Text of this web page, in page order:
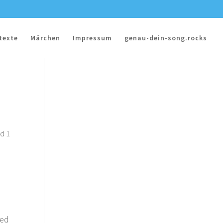
Märchen Impressum genau-dein-song.rocks
1